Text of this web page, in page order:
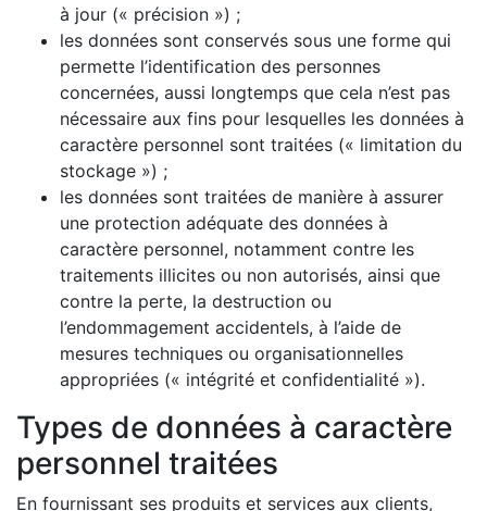
à jour (« précision ») ;
les données sont conservés sous une forme qui
permette l’identification des personnes
concernées, aussi longtemps que cela n’est pas
nécessaire aux fins pour lesquelles les données à
caractère personnel sont traitées (« limitation du
stockage ») ;
les données sont traitées de manière à assurer
une protection adéquate des données à
caractère personnel, notamment contre les
traitements illicites ou non autorisés, ainsi que
contre la perte, la destruction ou
l’endommagement accidentels, à l’aide de
mesures techniques ou organisationnelles
appropriées (« intégrité et confidentialité »).
Types de données à caractère
personnel traitées
En fournissant ses produits et services aux clients,